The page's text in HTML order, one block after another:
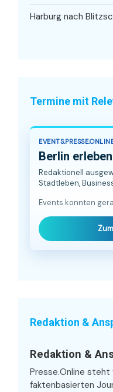
Harburg nach
Termine mit
Berlin erleben
Redaktionell
Stadtleben,
Events konnten
Redaktion &
Redaktion &
Presse.Online steht
faktenbasierten